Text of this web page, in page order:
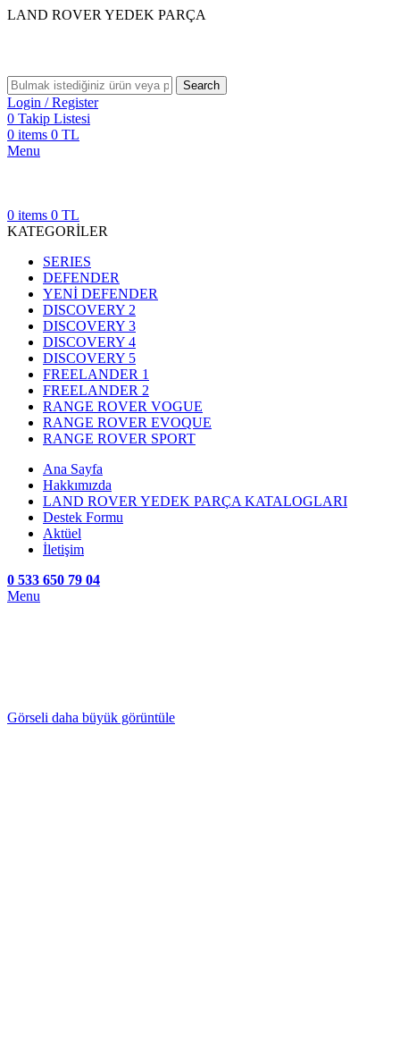
LAND ROVER YEDEK PARÇA
Search
Login / Register
0 Takip Listesi
0 items 0 TL
Menu
0 items 0 TL
KATEGORİLER
SERIES
DEFENDER
YENİ DEFENDER
DISCOVERY 2
DISCOVERY 3
DISCOVERY 4
DISCOVERY 5
FREELANDER 1
FREELANDER 2
RANGE ROVER VOGUE
RANGE ROVER EVOQUE
RANGE ROVER SPORT
Ana Sayfa
Hakkımızda
LAND ROVER YEDEK PARÇA KATALOGLARI
Destek Formu
Aktüel
İletişim
0 533 650 79 04
Menu
Görseli daha büyük görüntüle